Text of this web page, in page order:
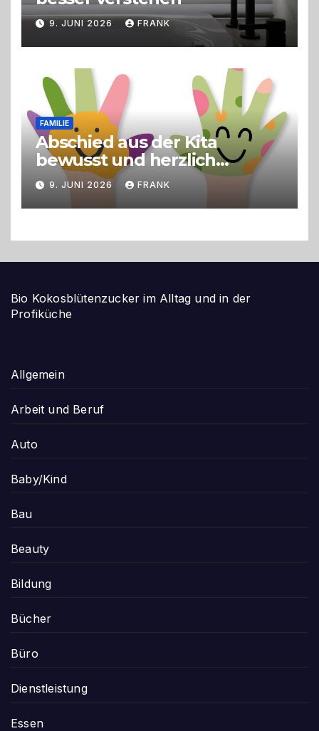
9. JUNI 2026 FRANK
FAMILIE
Abschied aus der Kita
bewusst und herzlich
gestalten
9. JUNI 2026 FRANK
Bio Kokosblütenzucker im Alltag und in der
Profiküche
Allgemein
Arbeit und Beruf
Auto
Baby/Kind
Bau
Beauty
Bildung
Bücher
Büro
Dienstleistung
Essen